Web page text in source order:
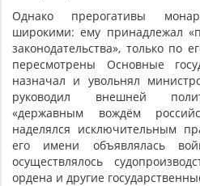
Однако прерогативы
широкими: ему принадлежал
законодательства», только по
пересмотрены Основные
назначал и увольнял
руководил внешней
«державным вождём
наделялся исключительным
его имени объявлялась
осуществлялось
ордена и другие